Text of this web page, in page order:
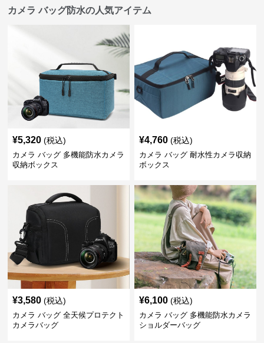
カメラ バッグ防水の人気アイテム
¥5,320 (税込)
カメラ バッグ 多機能防水カメラ
収納ボックス
¥4,760 (税込)
カメラ バッグ 耐水性カメラ収納
ボックス
¥3,580 (税込)
カメラ バッグ 全天候プロテクト
カメラバッグ
¥6,100 (税込)
カメラ バッグ 多機能防水カメラ
ショルダーバッグ